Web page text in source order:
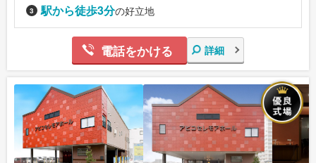
駅から徒歩3分の好立地
電話をかける 詳細